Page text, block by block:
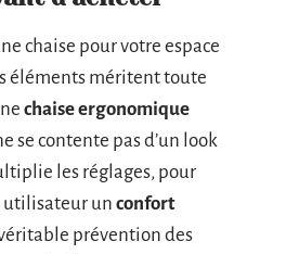
chaise pour votre espace
éléments méritent toute
chaise ergonomique
se contente pas d’un look
les réglages, pour
utilisateur un confort
prévention des